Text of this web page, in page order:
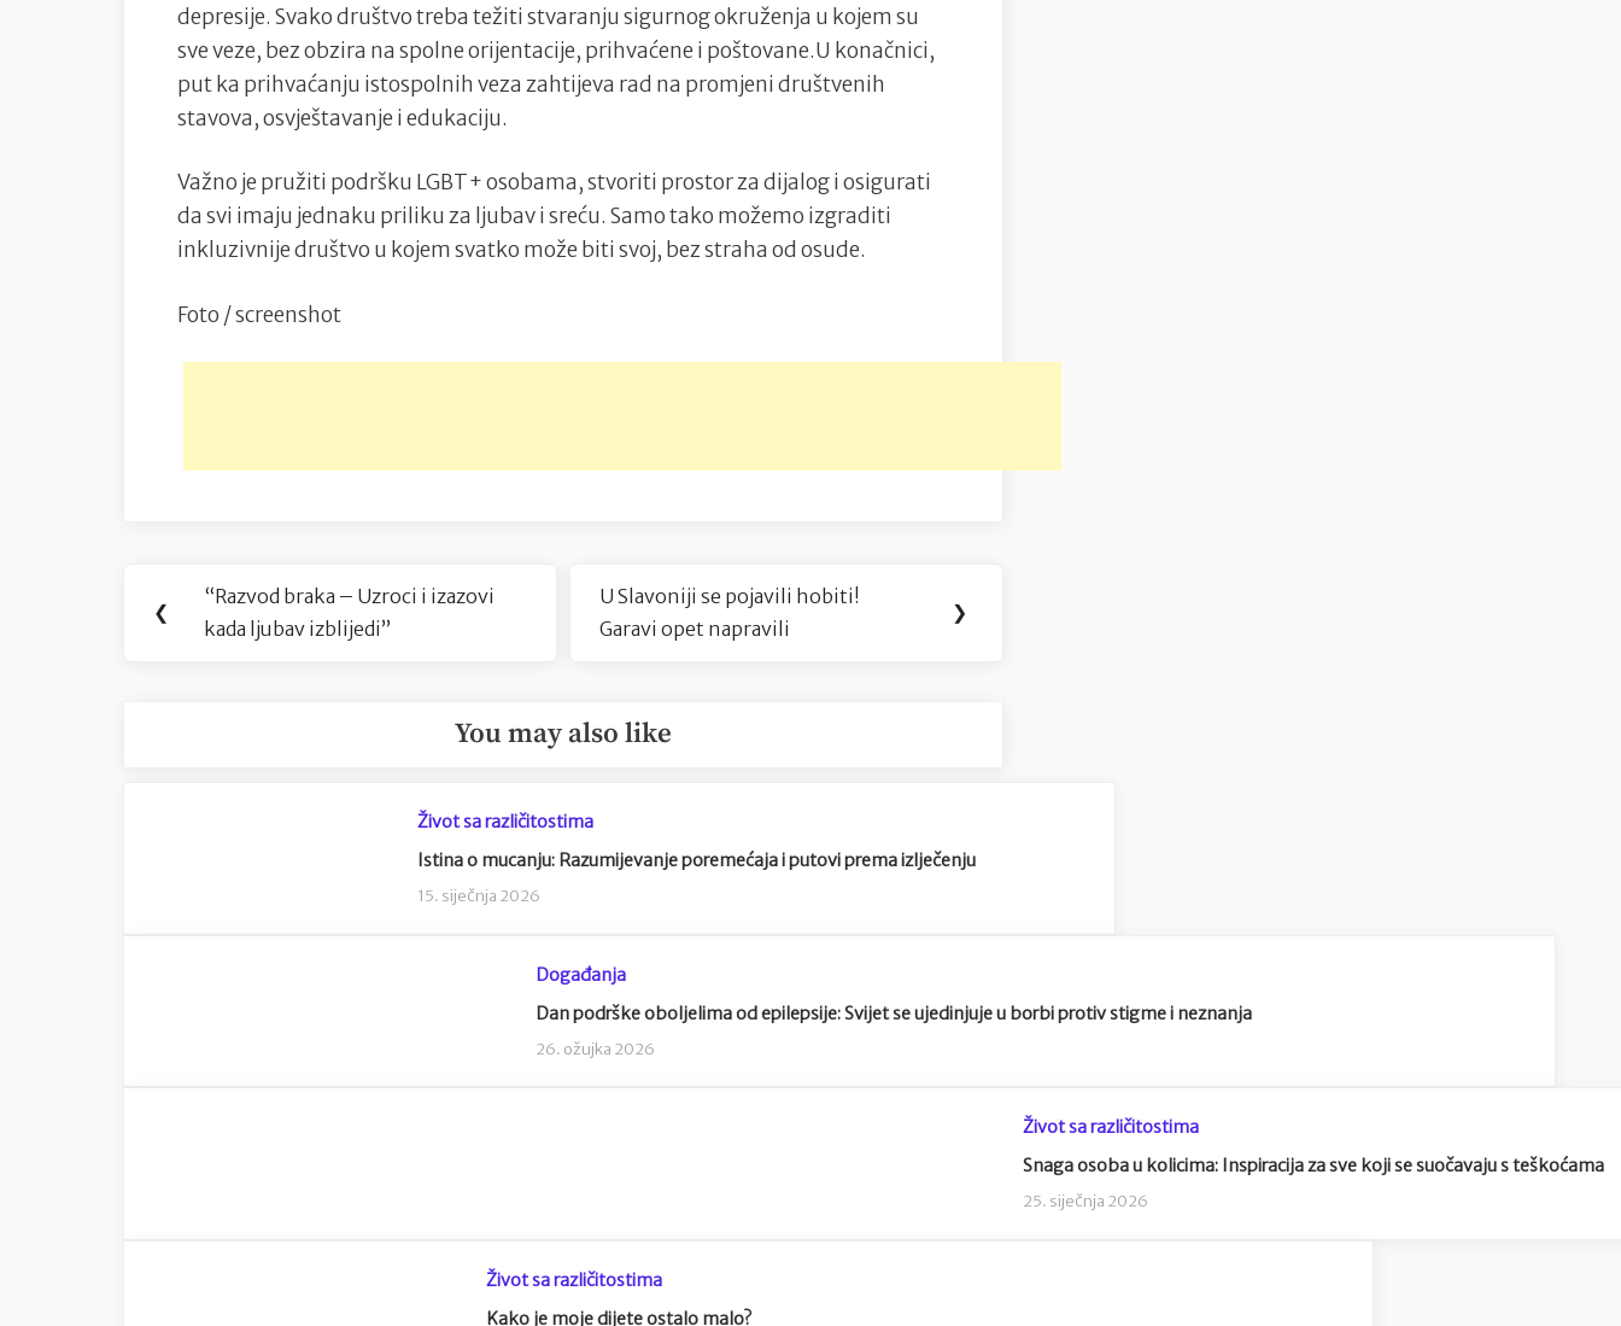
depresije. Svako društvo treba težiti stvaranju sigurnog okruženja u kojem su
sve veze, bez obzira na spolne orijentacije, prihvaćene i poštovane.U konačnici,
put ka prihvaćanju istospolnih veza zahtijeva rad na promjeni društvenih
stavova, osvještavanje i edukaciju.
Važno je pružiti podršku LGBT+ osobama, stvoriti prostor za dijalog i osigurati
da svi imaju jednaku priliku za ljubav i sreću. Samo tako možemo izgraditi
inkluzivnije društvo u kojem svatko može biti svoj, bez straha od osude.
Foto / screenshot
Navigacija
objava
❮
Previous
Post:
“Razvod braka – Uzroci i izazovi
kada ljubav izblijedi”
Next
Post:
U Slavoniji se pojavili hobiti!
Garavi opet napravili
❯
You may also like
Život sa različitostima
Istina o mucanju: Razumijevanje poremećaja i putovi prema izlječenju
15. siječnja 2026
Događanja
Dan podrške oboljelima od epilepsije: Svijet se ujedinjuje u borbi protiv stigme i neznanja
26. ožujka 2026
Život sa različitostima
Snaga osoba u kolicima: Inspiracija za sve koji se suočavaju s teškoćama
25. siječnja 2026
Život sa različitostima
Kako je moje dijete ostalo malo?